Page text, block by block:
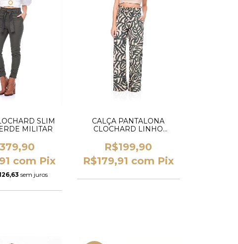
SLIM
MILITAR
com Pix
sem juros
CALÇA PANTALONA
CLOCHARD LINHO
R$199,90
R$179,91 com Pix